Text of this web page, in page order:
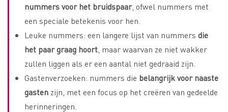
nummersvoor het bruidspaar, ofwel nummers met
een speciale betekenis voor hen.
Leuke nummers: een langere lijst van nummers die
het paar graag hoort , maar waarvan ze niet wakker
zullen liggen als er een aantal niet gedraaid zijn.
Gastenverzoeken: nummers die belangrijk voor naaste
gasten zijn, met een focus op het creëren van gedeelde
herinneringen.